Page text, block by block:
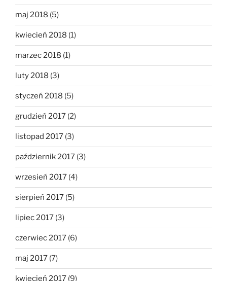
maj 2018 (5)
kwiecień 2018 (1)
marzec 2018 (1)
luty 2018 (3)
styczeń 2018 (5)
grudzień 2017 (2)
listopad 2017 (3)
październik 2017 (3)
wrzesień 2017 (4)
sierpień 2017 (5)
lipiec 2017 (3)
czerwiec 2017 (6)
maj 2017 (7)
kwiecień 2017 (9)